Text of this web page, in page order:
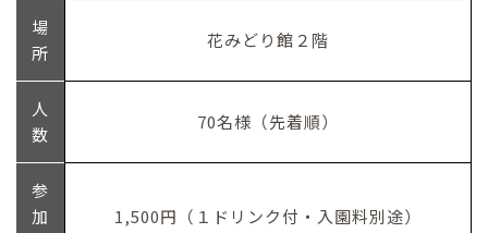
場
所
花みどり館２階
人
数
70名様（先着順）
参
加
1,500円（１ドリンク付・入園料別途）